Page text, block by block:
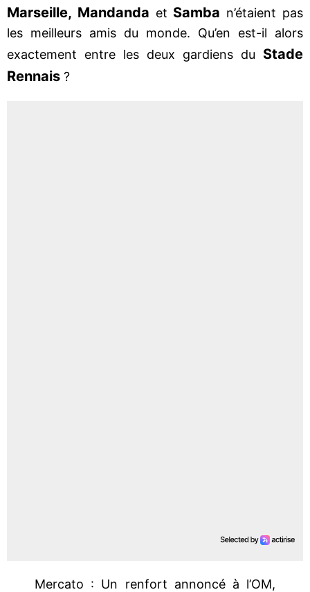
Marseille, Mandanda et Samba n’étaient pas
les meilleurs amis du monde. Qu’en est-il alors
exactement entre les deux gardiens du Stade
Rennais ?
Mercato : Un renfort annoncé à l’OM,